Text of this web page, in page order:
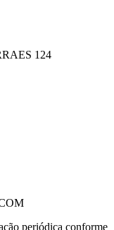
124
periódica conforme